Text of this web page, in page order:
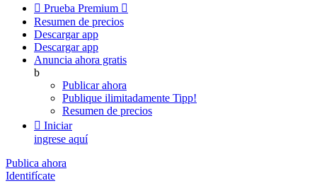
 Prueba Premium 
Resumen de precios
Descargar app
Descargar app
Anuncia ahora gratis
b
Publicar ahora
Publique ilimitadamente Tipp!
Resumen de precios
 Iniciar
ingrese aquí
Publica ahora
Identifícate